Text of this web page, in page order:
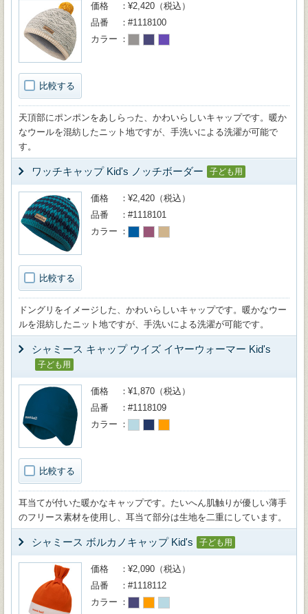
比較する
価格
¥2,420（税込）
品番
#1118100
カラー
天頂部にポンポンをあしらった、かわいらしいキャップです。暖か
なウールを混紡したニット地ですが、手洗いによる洗濯が可能で
す。
ワッチキャップ Kid's ノッチボーダー 子ども用
比較する
価格
¥2,420（税込）
品番
#1118101
カラー
ドングリをイメージした、かわいらしいキャップです。暖かなウー
ルを混紡したニット地ですが、手洗いによる洗濯が可能です。
シャミース キャップ ウイズ イヤーウォーマー Kid's
子ども用
比較する
価格
¥1,870（税込）
品番
#1118109
カラー
耳当てが付いた暖かなキャップです。たいへん肌触りが優しい薄手
のフリース素材を使用し、耳当て部分は生地を二重にしています。
シャミース ボルカノキャップ Kid's 子ども用
価格
¥2,090（税込）
品番
#1118112
カラー